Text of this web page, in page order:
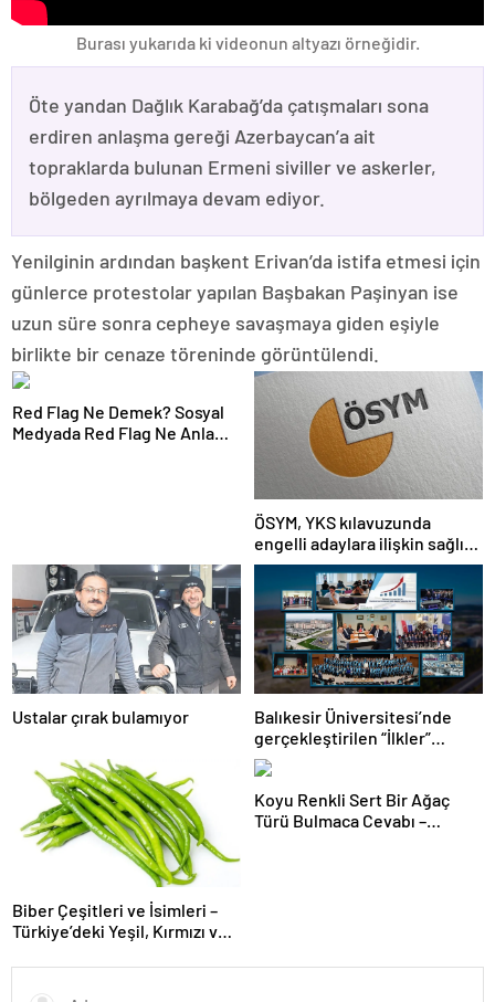
Burası yukarıda ki videonun altyazı örneğidir.
Öte yandan Dağlık Karabağ’da çatışmaları sona
erdiren anlaşma gereği Azerbaycan’a ait
topraklarda bulunan Ermeni siviller ve askerler,
bölgeden ayrılmaya devam ediyor.
Yenilginin ardından başkent Erivan’da istifa etmesi için
günlerce protestolar yapılan Başbakan Paşinyan ise
uzun süre sonra cepheye savaşmaya giden eşiyle
birlikte bir cenaze töreninde görüntülendi.
Red Flag Ne Demek? Sosyal
Medyada Red Flag Ne Anlama
ÖSYM, YKS kılavuzunda
engelli adaylara ilişkin sağlık
şartlarını güncelledi
Ustalar çırak bulamıyor
Balıkesir Üniversitesi’nde
gerçekleştirilen “İlkler”
üniversitenin geleceğini
şekillendiriyor
Biber Çeşitleri ve İsimleri –
Türkiye’deki Yeşil, Kırmızı ve
Koyu Renkli Sert Bir Ağaç
Türü Bulmaca Cevabı –